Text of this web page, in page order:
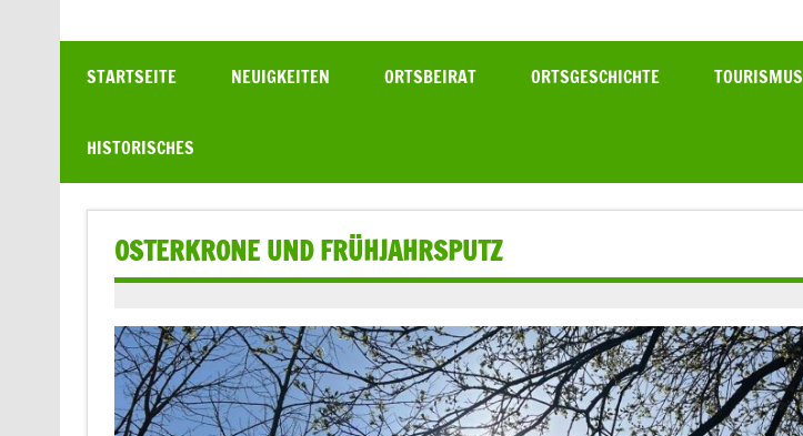
STARTSEITE NEUIGKEITEN ORTSBEIRAT ORTSGESCHICHTE TOURISMUS
HISTORISCHES
OSTERKRONE UND FRÜHJAHRSPUTZ